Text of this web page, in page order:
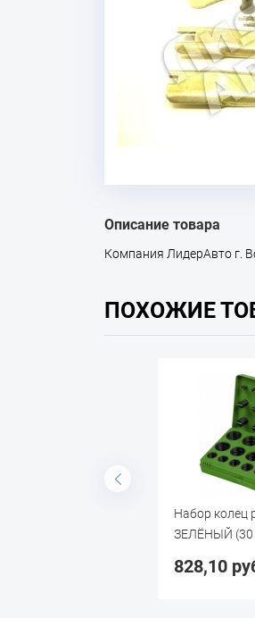
Описание товара
Компания ЛидерАвто г.
ПОХОЖИЕ
Набор колец
ЗЕЛЁНЫЙ (30
828,10